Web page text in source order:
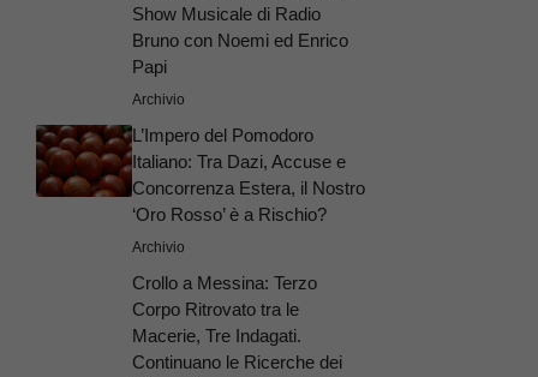
Show Musicale di Radio
Bruno con Noemi ed Enrico
Papi
Archivio
L’Impero del Pomodoro
Italiano: Tra Dazi, Accuse e
Concorrenza Estera, il Nostro
‘Oro Rosso’ è a Rischio?
Archivio
Crollo a Messina: Terzo
Corpo Ritrovato tra le
Macerie, Tre Indagati.
Continuano le Ricerche dei